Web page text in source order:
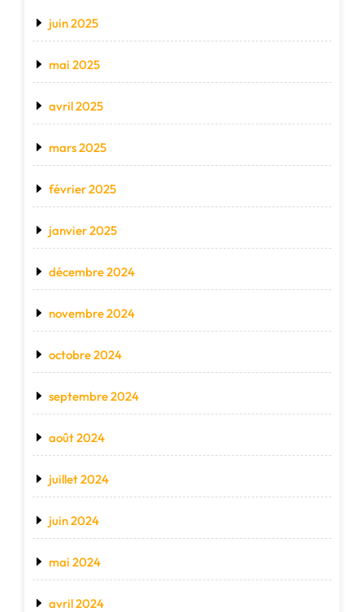
juin 2025
mai 2025
avril 2025
mars 2025
février 2025
janvier 2025
décembre 2024
novembre 2024
octobre 2024
septembre 2024
août 2024
juillet 2024
juin 2024
mai 2024
avril 2024